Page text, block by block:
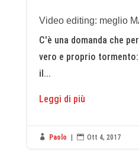
Video editing: meglio
C'è una domanda che
vero e proprio
il...
Leggi di più
 Paolo |  Ott 4, 2017